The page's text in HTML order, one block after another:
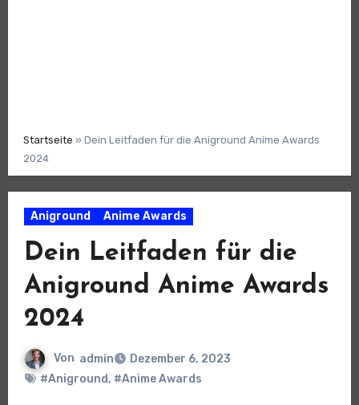
Startseite » Dein Leitfaden für die Aniground Anime Awards
2024
Aniground Anime Awards
Dein Leitfaden für die
Aniground Anime Awards
2024
Von admin
Dezember 6, 2023
#Aniground, #Anime Awards